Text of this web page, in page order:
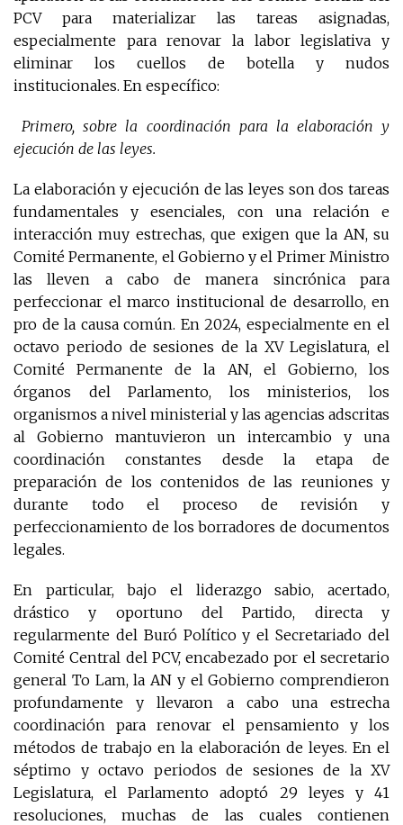
PCV para materializar las tareas asignadas,
especialmente para renovar la labor legislativa y
eliminar los cuellos de botella y nudos
institucionales. En específico:
Primero, sobre la coordinación para la elaboración y
ejecución de las leyes.
La elaboración y ejecución de las leyes son dos tareas
fundamentales y esenciales, con una relación e
interacción muy estrechas, que exigen que la AN, su
Comité Permanente, el Gobierno y el Primer Ministro
las lleven a cabo de manera sincrónica para
perfeccionar el marco institucional de desarrollo, en
pro de la causa común. En 2024, especialmente en el
octavo periodo de sesiones de la XV Legislatura, el
Comité Permanente de la AN, el Gobierno, los
órganos del Parlamento, los ministerios, los
organismos a nivel ministerial y las agencias adscritas
al Gobierno mantuvieron un intercambio y una
coordinación constantes desde la etapa de
preparación de los contenidos de las reuniones y
durante todo el proceso de revisión y
perfeccionamiento de los borradores de documentos
legales.
En particular, bajo el liderazgo sabio, acertado,
drástico y oportuno del Partido, directa y
regularmente del Buró Político y el Secretariado del
Comité Central del PCV, encabezado por el secretario
general To Lam, la AN y el Gobierno comprendieron
profundamente y llevaron a cabo una estrecha
coordinación para renovar el pensamiento y los
métodos de trabajo en la elaboración de leyes. En el
séptimo y octavo periodos de sesiones de la XV
Legislatura, el Parlamento adoptó 29 leyes y 41
resoluciones, muchas de las cuales contienen